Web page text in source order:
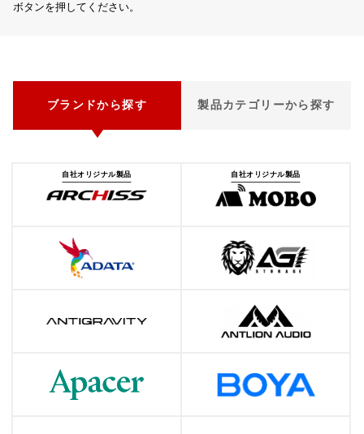
ボタンを押してください。
ブランドから探す 製品カテゴリーから探す
自社オリジナル製品 自社オリジナル製品